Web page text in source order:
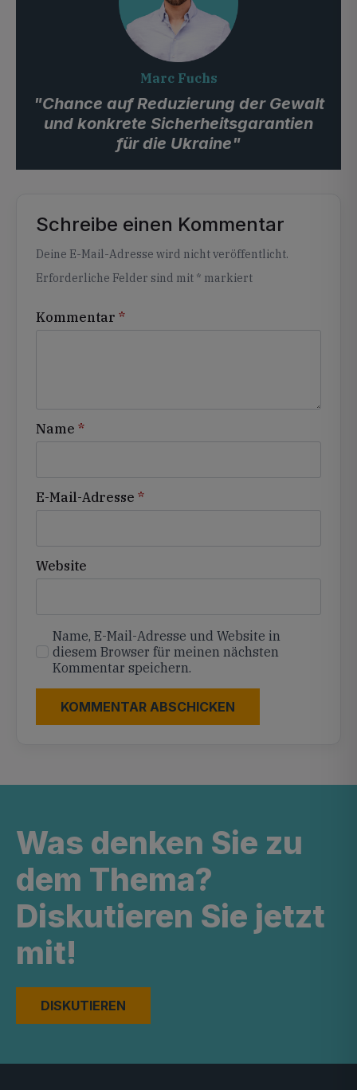
Marc Fuchs
"Chance auf Reduzierung der Gewalt
und konkrete Sicherheitsgarantien
für die Ukraine"
Schreibe einen Kommentar
Deine E-Mail-Adresse wird nicht veröffentlicht.
Erforderliche Felder sind mit * markiert
Kommentar *
Name *
E-Mail-Adresse *
Website
Name, E-Mail-Adresse und Website in
diesem Browser für meinen nächsten
Kommentar speichern.
Alternative:
Was denken Sie zu
dem Thema?
Diskutieren Sie jetzt
mit!
DISKUTIEREN